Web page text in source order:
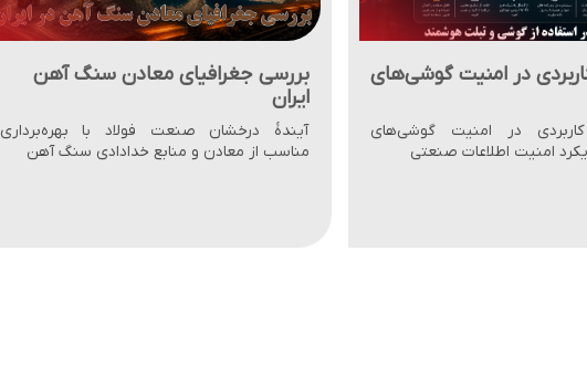
معادن سنگ آهن
صنعت فولاد با بهره‌برداری
و منابع خدادادی سنگ آهن
نکات مهم و کاربردی برای زائران در
پیاده‌روی اربعین
نکات مهم و کاربردی برای زائران در پیاده‌روی
اربعین شامل نکات بهداشتی، ایمنی و اطلاعات